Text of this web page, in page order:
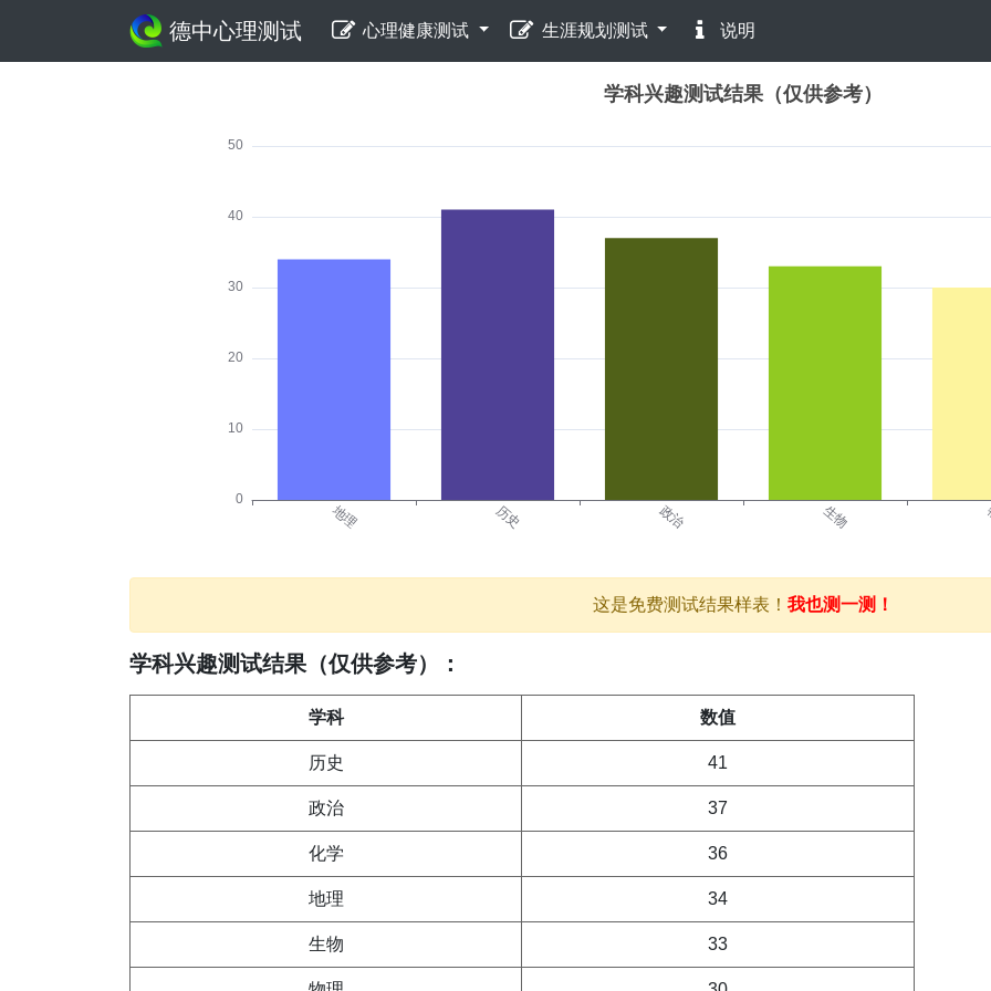
德中心理测试 心理健康测试 生涯规划测试 说明
这是免费测试结果样表！ 我也测一测！
学科兴趣测试结果（仅供参考）：
学科 数值
历史 41
政治 37
化学 36
地理 34
生物 33